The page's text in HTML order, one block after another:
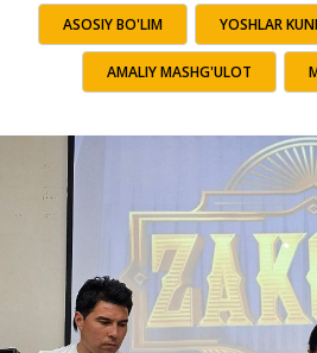
ASOSIY BO'LIM YOSHLAR KUNI
AMALIY MASHG'ULOT